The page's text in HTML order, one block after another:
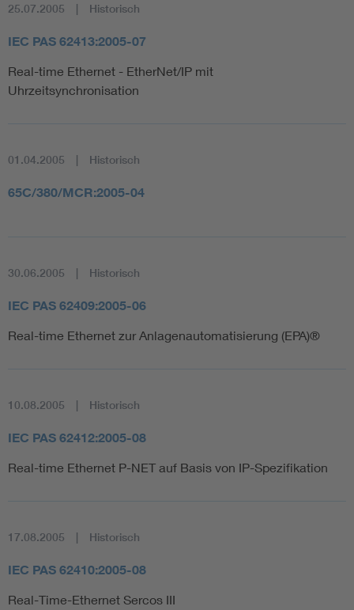
25.07.2005 Historisch
IEC PAS 62413:2005-07
Real-time Ethernet - EtherNet/IP mit
Uhrzeitsynchronisation
01.04.2005 Historisch
65C/380/MCR:2005-04
30.06.2005 Historisch
IEC PAS 62409:2005-06
Real-time Ethernet zur Anlagenautomatisierung (EPA)®
10.08.2005 Historisch
IEC PAS 62412:2005-08
Real-time Ethernet P-NET auf Basis von IP-Spezifikation
17.08.2005 Historisch
IEC PAS 62410:2005-08
Real-Time-Ethernet Sercos III